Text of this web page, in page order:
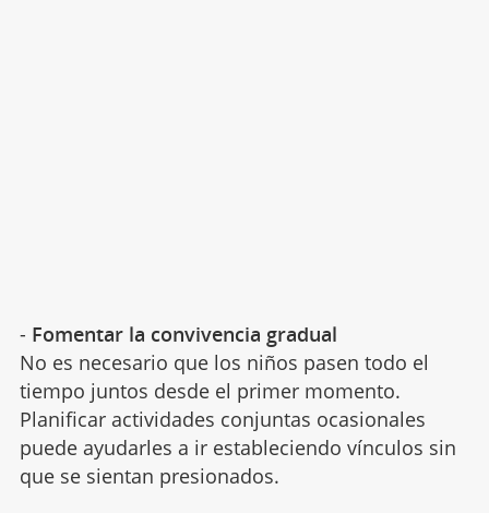
- Fomentar la convivencia gradual
No es necesario que los niños pasen todo el
tiempo juntos desde el primer momento.
Planificar actividades conjuntas ocasionales
puede ayudarles a ir estableciendo vínculos sin
que se sientan presionados.